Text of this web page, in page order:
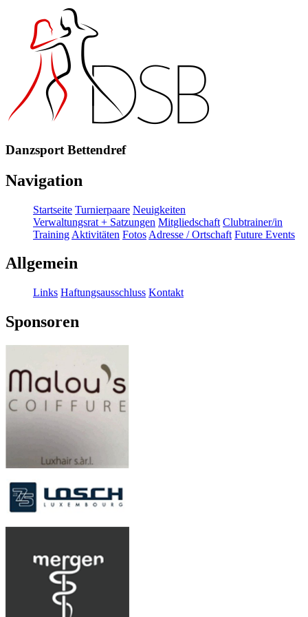
Danzsport Bettendref
Navigation
Startseite Turnierpaare Neuigkeiten
Verwaltungsrat + Satzungen Mitgliedschaft Clubtrainer/in
Training Aktivitäten Fotos Adresse / Ortschaft Future Events
Allgemein
Links Haftungsausschluss Kontakt
Sponsoren